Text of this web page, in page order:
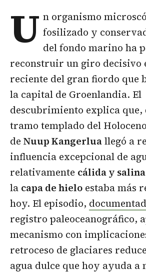
U n organismo
fosilizado y
del fondo marino ha
reconstruir un giro decisivo
reciente del gran fiordo que
la capital de Groenlandia. El
descubrimiento explica que,
tramo templado del
de Nuup Kangerluallegó a
influencia excepcional de
relativamente cálida y salina
la capa de hielo estaba más
hoy. El episodio,
registro paleoceanográfico,
mecanismo con
retroceso de glaciares
agua dulce que hoy ayuda a